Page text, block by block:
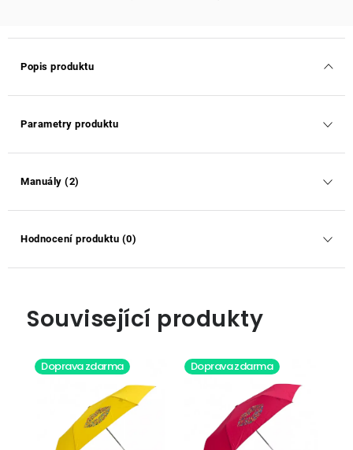
Popis produktu
Parametry produktu
Manuály (2)
Hodnocení produktu (0)
Související produkty
Doprava zdarma Doprava zdarma